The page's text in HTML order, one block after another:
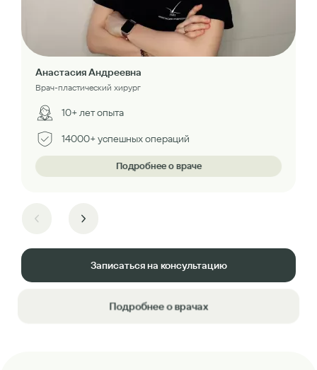
Анастасия Андреевна
Врач-пластический хирург
10+ лет опыта
14000+ успешных операций
Подробнее о враче
Записаться на консультацию
Подробнее о врачах